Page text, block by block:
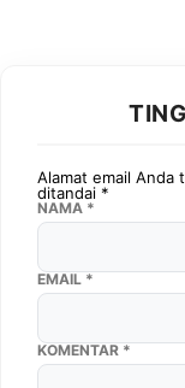
Alamat email Anda
ditandai *
KOMENTAR *
NAMA *
EMAIL *